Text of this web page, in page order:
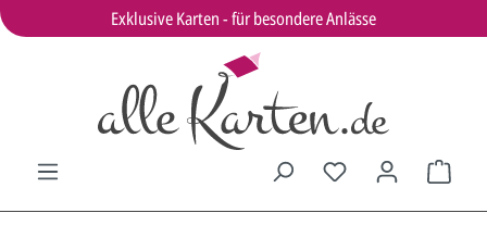
Exklusive Karten - für besondere Anlässe